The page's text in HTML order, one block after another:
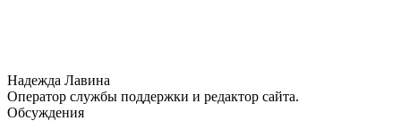
Надежда Лавина
Оператор службы поддержки и редактор сайта.
Обсуждения